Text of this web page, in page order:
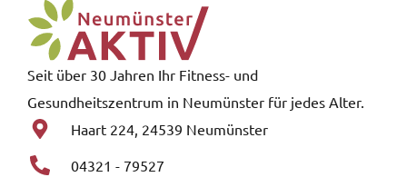
Seit über 30 Jahren Ihr Fitness- und
Gesundheitszentrum in Neumünster für jedes Alter.
Haart 224, 24539 Neumünster
04321 - 79527